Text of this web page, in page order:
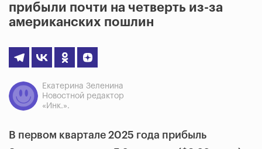
прибыли почти на четверть из-за
американских пошлин
Екатерина Зеленина
Новостной редактор
«Инк.».
В первом квартале 2025 года прибыль